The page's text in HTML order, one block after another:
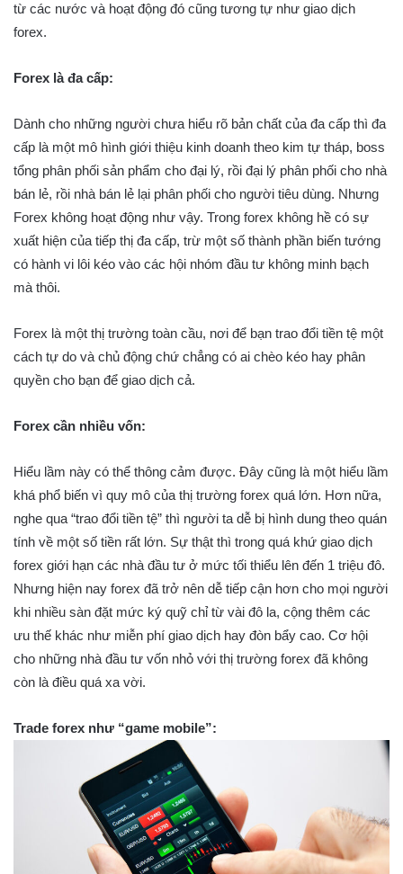
từ các nước và hoạt động đó cũng tương tự như giao dịch
forex.
Forex là đa cấp:
Dành cho những người chưa hiểu rõ bản chất của đa cấp thì đa
cấp là một mô hình giới thiệu kinh doanh theo kim tự tháp, boss
tổng phân phối sản phẩm cho đại lý, rồi đại lý phân phối cho nhà
bán lẻ, rồi nhà bán lẻ lại phân phối cho người tiêu dùng. Nhưng
Forex không hoạt động như vậy. Trong forex không hề có sự
xuất hiện của tiếp thị đa cấp, trừ một số thành phần biến tướng
có hành vi lôi kéo vào các hội nhóm đầu tư không minh bạch
mà thôi.
Forex là một thị trường toàn cầu, nơi để bạn trao đổi tiền tệ một
cách tự do và chủ động chứ chẳng có ai chèo kéo hay phân
quyền cho bạn để giao dịch cả.
Forex cần nhiều vốn:
Hiểu lầm này có thể thông cảm được. Đây cũng là một hiểu lầm
khá phổ biến vì quy mô của thị trường forex quá lớn. Hơn nữa,
nghe qua “trao đổi tiền tệ” thì người ta dễ bị hình dung theo quán
tính về một số tiền rất lớn. Sự thật thì trong quá khứ giao dịch
forex giới hạn các nhà đầu tư ở mức tối thiểu lên đến 1 triệu đô.
Nhưng hiện nay forex đã trở nên dễ tiếp cận hơn cho mọi người
khi nhiều sàn đặt mức ký quỹ chỉ từ vài đô la, cộng thêm các
ưu thế khác như miễn phí giao dịch hay đòn bẩy cao. Cơ hội
cho những nhà đầu tư vốn nhỏ với thị trường forex đã không
còn là điều quá xa vời.
Trade forex như “game mobile”: